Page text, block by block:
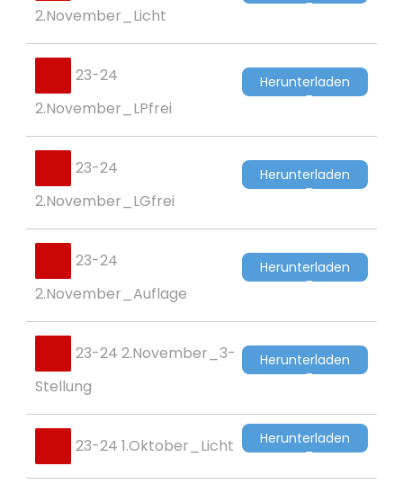
2.November_Licht
23-24
2.November_LPfrei
Herunterladen
23-24
2.November_LGfrei
Herunterladen
23-24
2.November_Auflage
Herunterladen
23-24 2.November_3-
Stellung
Herunterladen
23-24 1.Oktober_Licht Herunterladen